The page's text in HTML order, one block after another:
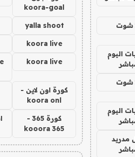
شوت
اليوم
شوت
اليوم
مدريد
koora-goal
yalla shoot
koora live
koora live
كورة اون لاين -
koora onl
كورة 365 -
kooora 365